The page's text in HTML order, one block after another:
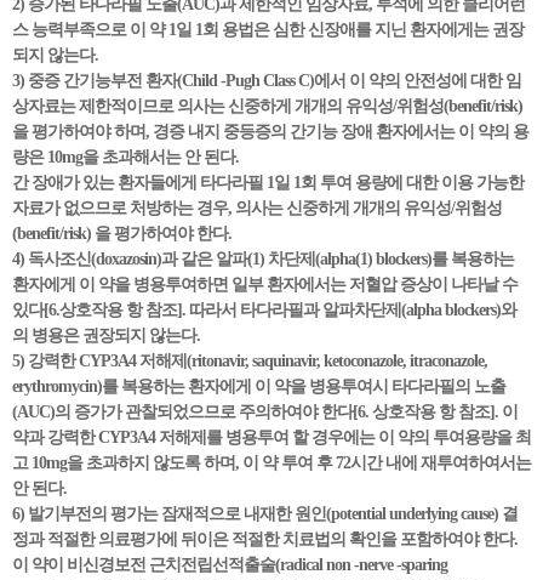
2) 증가된 타다라필 노출(AUC)과 제한적인 임상자료, 투석에 의한 클리어런
스 능력부족으로 이 약 1일 1회 용법은 심한 신장애를 지닌 환자에게는 권장
되지 않는다.
3) 중증 간기능부전 환자(Child -Pugh Class C)에서 이 약의 안전성에 대한 임
상자료는 제한적이므로 의사는 신중하게 개개의 유익성/위험성(benefit/risk)
을 평가하여야 하며, 경증 내지 중등증의 간기능 장애 환자에서는 이 약의 용
량은 10mg을 초과해서는 안 된다.
간 장애가 있는 환자들에게 타다라필 1일 1회 투여 용량에 대한 이용 가능한
자료가 없으므로 처방하는 경우, 의사는 신중하게 개개의 유익성/위험성
(benefit/risk) 을 평가하여야 한다.
4) 독사조신(doxazosin)과 같은 알파(1) 차단제(alpha(1) blockers)를 복용하는
환자에게 이 약을 병용투여하면 일부 환자에서는 저혈압 증상이 나타날 수
있다[6.상호작용 항 참조]. 따라서 타다라필과 알파차단제(alpha blockers)와
의 병용은 권장되지 않는다.
5) 강력한 CYP3A4 저해제(ritonavir, saquinavir, ketoconazole, itraconazole,
erythromycin)를 복용하는 환자에게 이 약을 병용투여시 타다라필의 노출
(AUC)의 증가가 관찰되었으므로 주의하여야 한다[6. 상호작용 항 참조]. 이
약과 강력한 CYP3A4 저해제를 병용투여 할 경우에는 이 약의 투여용량을 최
고 10mg을 초과하지 않도록 하며, 이 약 투여 후 72시간 내에 재투여하여서는
안 된다.
6) 발기부전의 평가는 잠재적으로 내재한 원인(potential underlying cause) 결
정과 적절한 의료평가에 뒤이은 적절한 치료법의 확인을 포함하여야 한다.
이 약이 비신경보전 근치전립선적출술(radical non -nerve -sparing